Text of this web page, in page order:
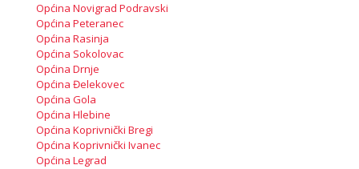
Općina Novigrad Podravski
Općina Peteranec
Općina Rasinja
Općina Sokolovac
Općina Drnje
Općina Đelekovec
Općina Gola
Općina Hlebine
Općina Koprivnički Bregi
Općina Koprivnički Ivanec
Općina Legrad